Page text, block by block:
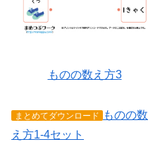
ものの数え方3
まとめてダウンロード
ものの数
え方1-4セット